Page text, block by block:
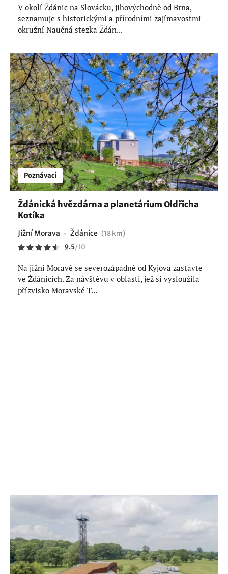
V okolí Ždánic na Slovácku, jihovýchodně od Brna,
seznamuje s historickými a přírodními zajímavostmi
okružní Naučná stezka Ždán...
Poznávací
Ždánická hvězdárna a planetárium Oldřicha
Kotíka
Jižní Morava Ždánice (18 km)
9.5/10
Na jižní Moravě se severozápadně od Kyjova zastavte
ve Ždánicích. Za návštěvu v oblasti, jež si vysloužila
přízvisko Moravské T...